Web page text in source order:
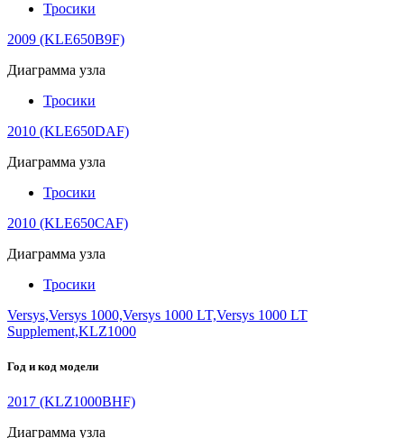
Тросики
2009 (KLE650B9F)
Диаграмма узла
Тросики
2010 (KLE650DAF)
Диаграмма узла
Тросики
2010 (KLE650CAF)
Диаграмма узла
Тросики
Versys,Versys 1000,Versys 1000 LT,Versys 1000 LT
Supplement,KLZ1000
Год и код модели
2017 (KLZ1000BHF)
Диаграмма узла